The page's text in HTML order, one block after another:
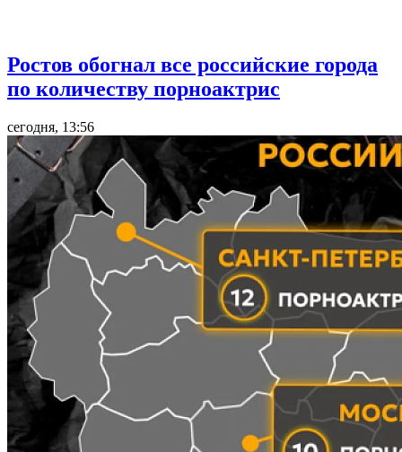
Ростов обогнал все российские города
по количеству порноактрис
сегодня, 13:56